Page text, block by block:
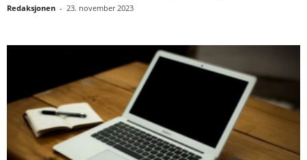
Redaksjonen - 23. november 2023